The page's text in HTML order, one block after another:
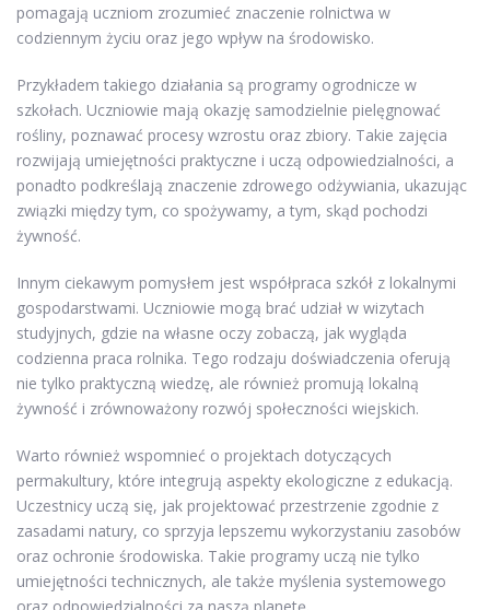
pomagają uczniom zrozumieć znaczenie rolnictwa w
codziennym życiu oraz jego wpływ na środowisko.
Przykładem takiego działania są programy ogrodnicze w
szkołach. Uczniowie mają okazję samodzielnie pielęgnować
rośliny, poznawać procesy wzrostu oraz zbiory. Takie zajęcia
rozwijają umiejętności praktyczne i uczą odpowiedzialności, a
ponadto podkreślają znaczenie zdrowego odżywiania, ukazując
związki między tym, co spożywamy, a tym, skąd pochodzi
żywność.
Innym ciekawym pomysłem jest współpraca szkół z lokalnymi
gospodarstwami. Uczniowie mogą brać udział w wizytach
studyjnych, gdzie na własne oczy zobaczą, jak wygląda
codzienna praca rolnika. Tego rodzaju doświadczenia oferują
nie tylko praktyczną wiedzę, ale również promują lokalną
żywność i zrównoważony rozwój społeczności wiejskich.
Warto również wspomnieć o projektach dotyczących
permakultury, które integrują aspekty ekologiczne z edukacją.
Uczestnicy uczą się, jak projektować przestrzenie zgodnie z
zasadami natury, co sprzyja lepszemu wykorzystaniu zasobów
oraz ochronie środowiska. Takie programy uczą nie tylko
umiejętności technicznych, ale także myślenia systemowego
oraz odpowiedzialności za naszą planetę.